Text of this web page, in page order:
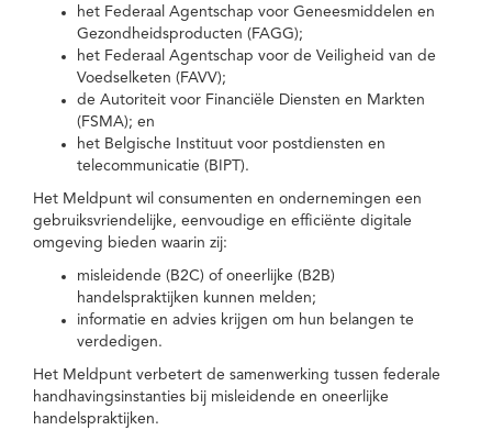
het Federaal Agentschap voor Geneesmiddelen en
Gezondheidsproducten (FAGG);
het Federaal Agentschap voor de Veiligheid van de
Voedselketen (FAVV);
de Autoriteit voor Financiële Diensten en Markten
(FSMA); en
het Belgische Instituut voor postdiensten en
telecommunicatie (BIPT).
Het Meldpunt wil consumenten en ondernemingen een
gebruiksvriendelijke, eenvoudige en efficiënte digitale
omgeving bieden waarin zij:
misleidende (B2C) of oneerlijke (B2B)
handelspraktijken kunnen melden;
informatie en advies krijgen om hun belangen te
verdedigen.
Het Meldpunt verbetert de samenwerking tussen federale
handhavingsinstanties bij misleidende en oneerlijke
handelspraktijken.